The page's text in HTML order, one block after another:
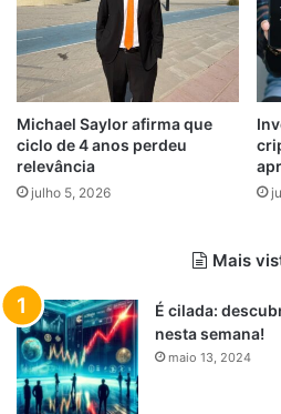
Michael Saylor afirma que
ciclo de 4 anos perdeu
relevância
julho 5, 2026
Mais
É cilada:
nesta semana!
maio 13, 2024